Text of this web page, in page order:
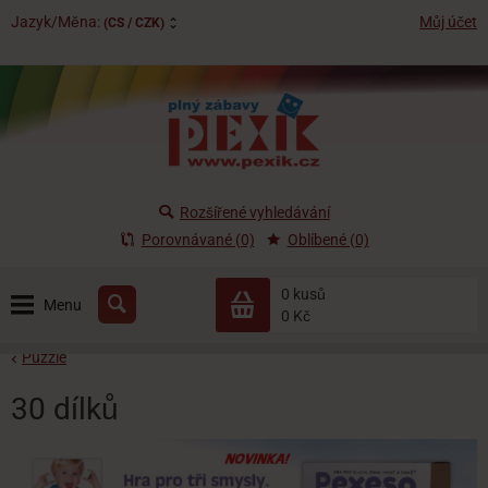
Jazyk/Měna: (CS / CZK) Můj účet
Menu
0 kusů
0 Kč
Rozšířené vyhledávání
Porovnávané (0)
Oblíbené (0)
Puzzle
30 dílků